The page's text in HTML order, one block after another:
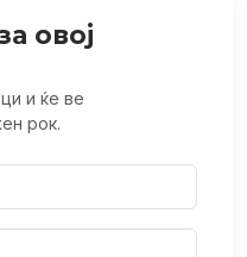
овој
и ќе ве
рок.